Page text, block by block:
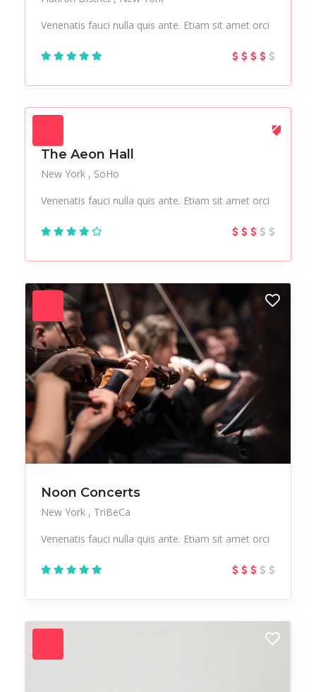
Venenatis fauci nulla quis ante. Etiam sit amet orci
The Aeon Hall
New York
SoHo
Venenatis fauci nulla quis ante. Etiam sit amet orci
Noon Concerts
New York
TriBeCa
Venenatis fauci nulla quis ante. Etiam sit amet orci